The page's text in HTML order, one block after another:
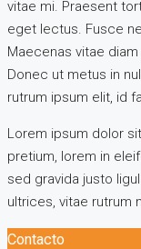
vitae mi. Praesent
eget lectus. Fusce
Maecenas vitae
Donec ut metus in
rutrum ipsum elit, id
Lorem ipsum dolor
pretium, lorem in
sed gravida justo
ultrices, vitae rutrum
Contacto